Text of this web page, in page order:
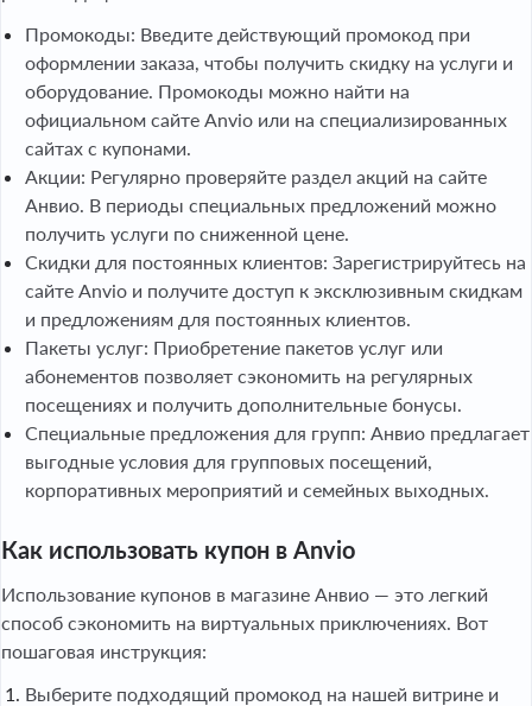
Промокоды: Введите действующий промокод при
оформлении заказа, чтобы получить скидку на услуги и
оборудование. Промокоды можно найти на
официальном сайте Anvio или на специализированных
сайтах с купонами.
Акции: Регулярно проверяйте раздел акций на сайте
Анвио. В периоды специальных предложений можно
получить услуги по сниженной цене.
Скидки для постоянных клиентов: Зарегистрируйтесь на
сайте Anvio и получите доступ к эксклюзивным скидкам
и предложениям для постоянных клиентов.
Пакеты услуг: Приобретение пакетов услуг или
абонементов позволяет сэкономить на регулярных
посещениях и получить дополнительные бонусы.
Специальные предложения для групп: Анвио предлагает
выгодные условия для групповых посещений,
корпоративных мероприятий и семейных выходных.
Как использовать купон в Anvio
Использование купонов в магазине Анвио — это легкий
способ сэкономить на виртуальных приключениях. Вот
пошаговая инструкция:
Выберите подходящий промокод на нашей витрине и